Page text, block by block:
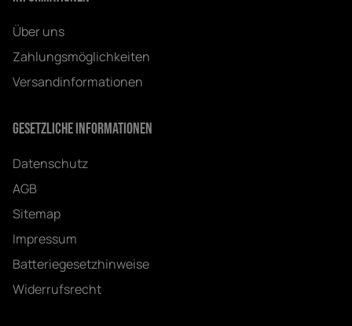
Über uns
Zahlungsmöglichkeiten
Versandinformationen
Gesetzliche Informationen
Datenschutz
AGB
Sitemap
Impressum
Batteriegesetzhinweise
Widerrufsrecht